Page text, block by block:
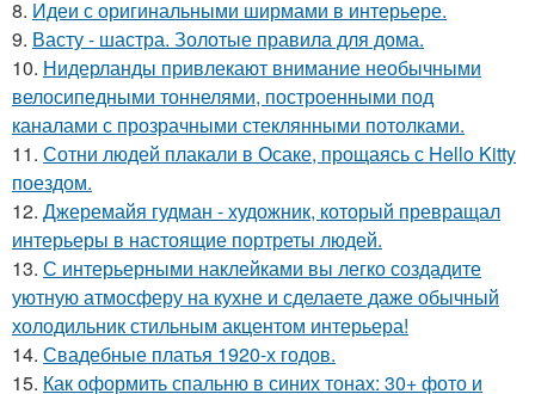
8. Идеи с оригинальными ширмами в интерьере.
9. Васту - шастра. Золотые правила для дома.
10. Нидерланды привлекают внимание необычными
велосипедными тоннелями, построенными под
каналами с прозрачными стеклянными потолками.
11. Сотни людей плакали в Осаке, прощаясь с Hello Kitty
поездом.
12. Джеремайя гудман - художник, который превращал
интерьеры в настоящие портреты людей.
13. С интерьерными наклейками вы легко создадите
уютную атмосферу на кухне и сделаете даже обычный
холодильник стильным акцентом интерьера!
14. Свадебные платья 1920-х годов.
15. Как оформить спальню в синих тонах: 30+ фото и